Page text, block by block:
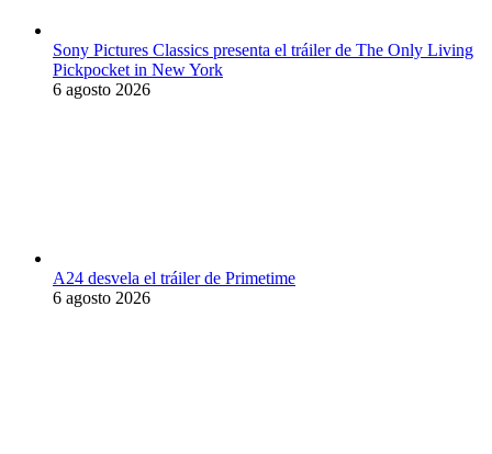
Sony Pictures Classics presenta el tráiler de The Only Living
Pickpocket in New York
6 agosto 2026
A24 desvela el tráiler de Primetime
6 agosto 2026